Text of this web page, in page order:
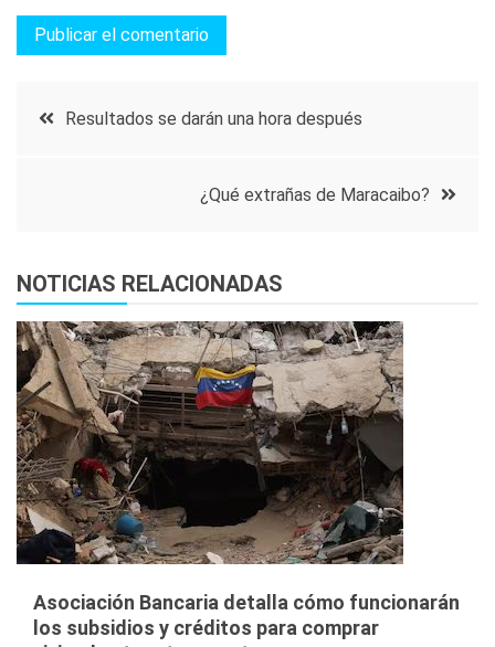
Navegación
Resultados se darán una hora después
¿Qué extrañas de Maracaibo?
NOTICIAS RELACIONADAS
Asociación Bancaria detalla cómo funcionarán
los subsidios y créditos para comprar